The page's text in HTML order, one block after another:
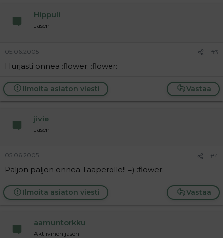
Hippuli
Jäsen
05.06.2005 #3
Hurjasti onnea :flower: :flower:
Vastaa
Ilmoita asiaton viesti
jivie
Jäsen
05.06.2005 #4
Paljon paljon onnea Taaperolle!! =) :flower:
Vastaa
Ilmoita asiaton viesti
aamuntorkku
Aktiivinen jäsen